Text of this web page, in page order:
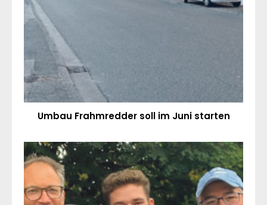
Umbau Frahmredder soll im Juni starten